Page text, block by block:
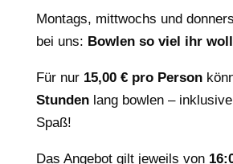
Montags, mittwochs und
bei uns: Bowlen so viel ihr
Für nur 15,00 € pro Person
Stundenlang bowlen –
Spaß!
Das Angebot gilt jeweils von